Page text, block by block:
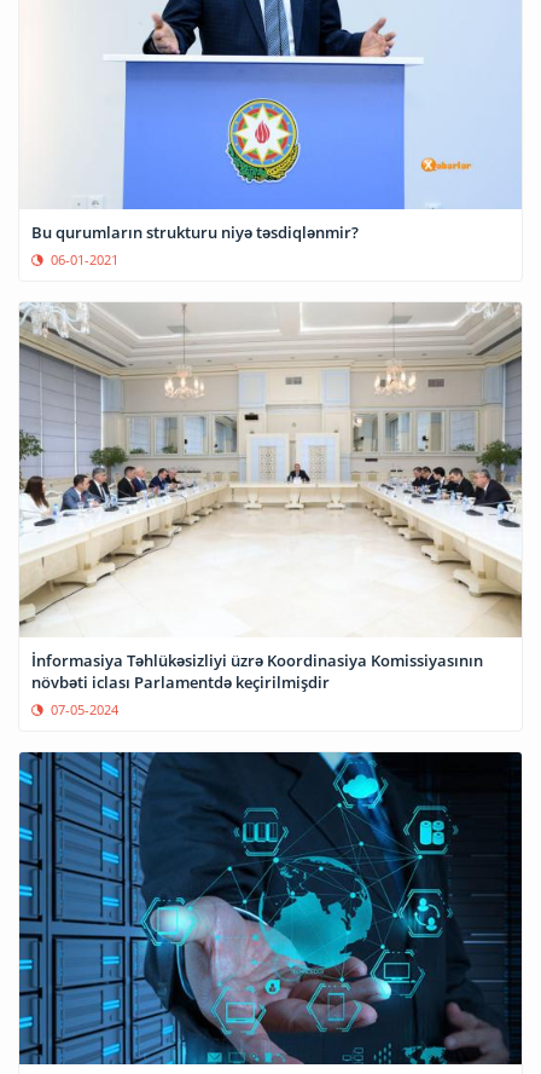
Bu qurumların strukturu niyə təsdiqlənmir?
06-01-2021
İnformasiya Təhlükəsizliyi üzrə Koordinasiya Komissiyasının
növbəti iclası Parlamentdə keçirilmişdir
07-05-2024